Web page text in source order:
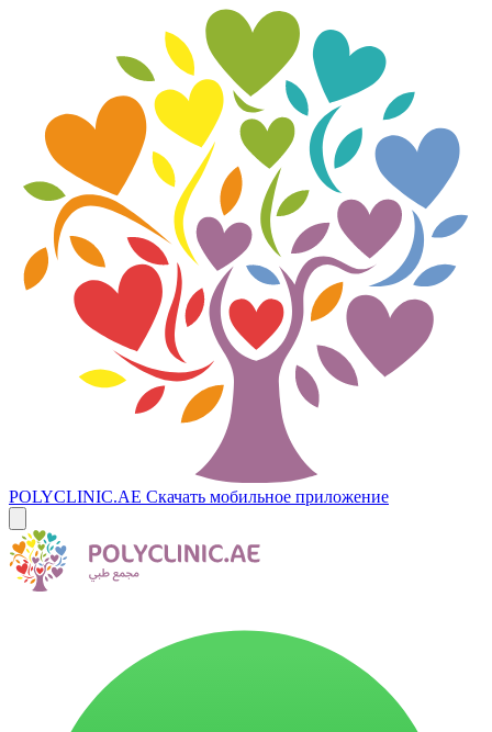
POLYCLINIC.AE Скачать мобильное приложение